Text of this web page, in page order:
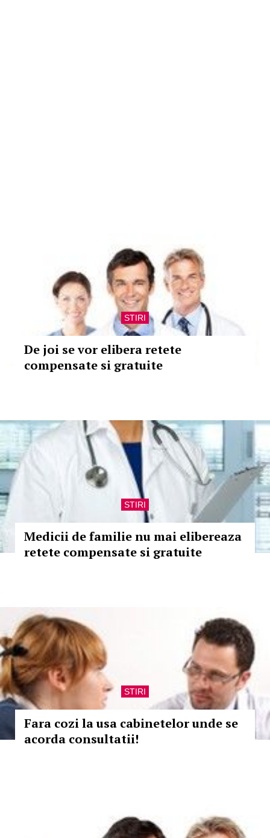
STIRI
De joi se vor elibera retete
compensate si gratuite
STIRI
Medicii de familie nu mai elibereaza
retete compensate si gratuite
STIRI
Fara cozi la usa cabinetelor unde se
acorda consultatii!